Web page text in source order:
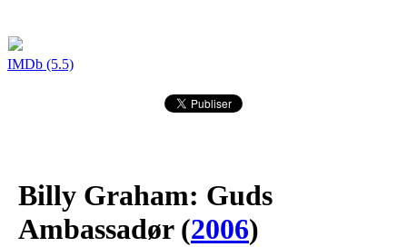
IMDb (5.5)
Billy Graham: Guds
Ambassadør(2006)